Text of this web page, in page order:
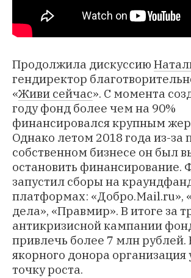
Продолжила дискуссию
гендиректор
«Живи сейчас». С момента
году фонд более чем на 90%
финансировался крупным
Однако летом 2018 года из-за
собственном бизнесе он был
остановить финансирование.
запустил сборы на
платформах: «Добро.Mail.ru»,
дела», «Правмир». В итоге за
антикризисной кампании
привлечь более 7 млн рублей.
якорного донора организация
точку роста.